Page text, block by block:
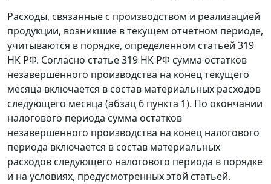
Расходы, связанные с производством и реализацией
продукции, возникшие в текущем отчетном периоде,
учитываются в порядке, определенном статьей 319
НК РФ. Согласно статье 319 НК РФ сумма остатков
незавершенного производства на конец текущего
месяца включается в состав материальных расходов
следующего месяца (абзац 6 пункта 1). По окончании
налогового периода сумма остатков
незавершенного производства на конец налогового
периода включается в состав материальных
расходов следующего налогового периода в порядке
и на условиях, предусмотренных этой статьей.